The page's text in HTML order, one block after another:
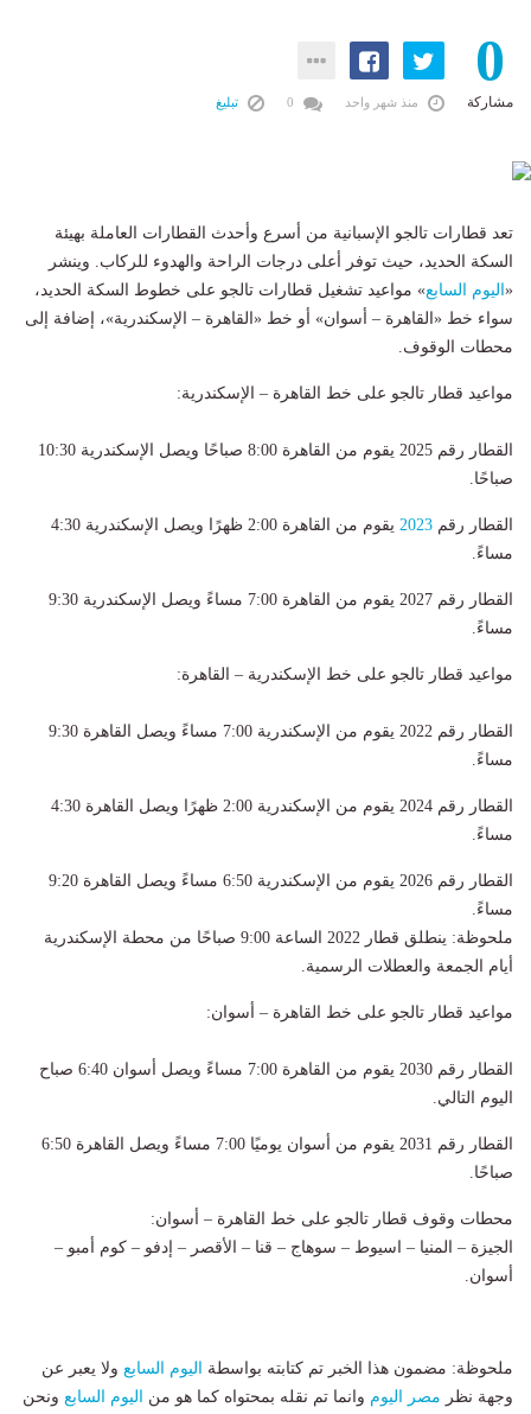
0
مشاركة منذ شهر واحد تبليغ
تعد قطارات تالجو الإسبانية من أسرع وأحدث القطارات العاملة بهيئة
السكة الحديد، حيث توفر أعلى درجات الراحة والهدوء للركاب. وينشر
«اليوم السابع» مواعيد تشغيل قطارات تالجو على خطوط السكة الحديد،
سواء خط «القاهرة – أسوان» أو خط «القاهرة – الإسكندرية»، إضافة إلى
محطات الوقوف.
مواعيد قطار تالجو على خط القاهرة – الإسكندرية:
القطار رقم 2025 يقوم من القاهرة 8:00 صباحًا ويصل الإسكندرية 10:30
صباحًا.
القطار رقم 2023
يقوم من القاهرة 2:00 ظهرًا ويصل الإسكندرية 4:30
مساءً.
القطار رقم 2027 يقوم من القاهرة 7:00 مساءً ويصل الإسكندرية 9:30
مساءً.
مواعيد قطار تالجو على خط الإسكندرية – القاهرة:
القطار رقم 2022 يقوم من الإسكندرية 7:00 مساءً ويصل القاهرة 9:30
مساءً.
القطار رقم 2024 يقوم من الإسكندرية 2:00 ظهرًا ويصل القاهرة 4:30
مساءً.
القطار رقم 2026 يقوم من الإسكندرية 6:50 مساءً ويصل القاهرة 9:20
مساءً.
ملحوظة: ينطلق قطار 2022 الساعة 9:00 صباحًا من محطة الإسكندرية
أيام الجمعة والعطلات الرسمية.
مواعيد قطار تالجو على خط القاهرة – أسوان:
القطار رقم 2030 يقوم من القاهرة 7:00 مساءً ويصل أسوان 6:40 صباح
اليوم التالي.
القطار رقم 2031 يقوم من أسوان يوميًا 7:00 مساءً ويصل القاهرة 6:50
صباحًا.
محطات وقوف قطار تالجو على خط القاهرة – أسوان:
الجيزة – المنيا – اسيوط – سوهاج – قنا – الأقصر – إدفو – كوم أمبو –
أسوان.
ملحوظة: مضمون هذا الخبر تم كتابته بواسطة اليوم السابع ولا يعبر عن
وجهة نظر مصر اليوم وانما تم نقله بمحتواه كما هو من اليوم السابع ونحن